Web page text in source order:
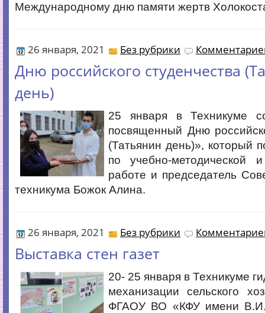
Международному дню памяти жертв
26 января, 2021 Без рубрики
Дню российского студенчества
день)
25 января в Техникуме
посвященный Дню
(Татьянин день)», который
по учебно-методической и
работе и председатель
техникума Божок Алина.
26 января, 2021 Без рубрики
Выставка стен газет
20- 25 января в Техникуме
механизации сельского
ФГАОУ ВО «КФУ имени В.И.